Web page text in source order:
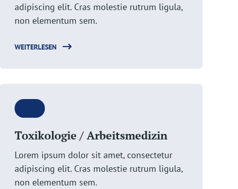
adipiscing elit. Cras molestie rutrum ligula,
non elementum sem.
WEITERLESEN
Toxikologie / Arbeitsmedizin
Lorem ipsum dolor sit amet, consectetur
adipiscing elit. Cras molestie rutrum ligula,
non elementum sem.